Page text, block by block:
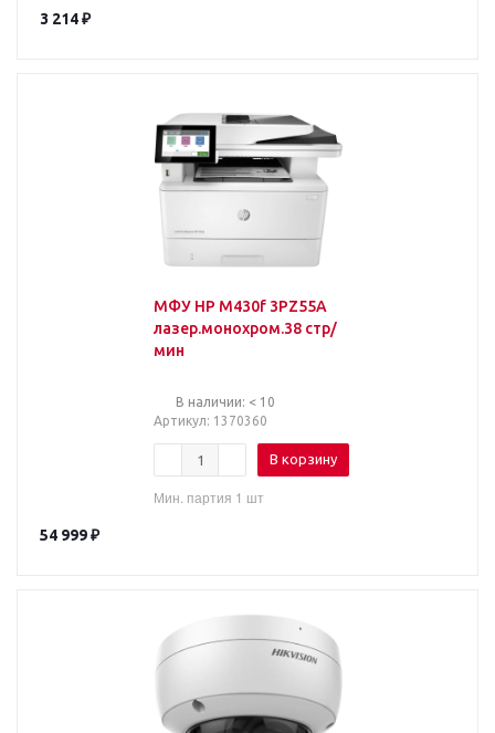
3 214₽
МФУ HP M430f 3PZ55A
лазер.монохром.38 стр/
мин
В наличии: < 10
Артикул: 1370360
В корзину
Мин. партия 1 шт
54 999₽